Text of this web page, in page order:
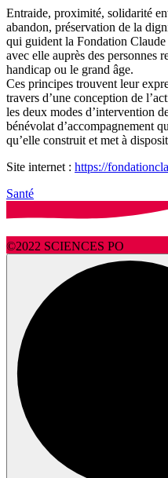
Entraide, proximité, solidarité
abandon, préservation de la
qui guident la Fondation
avec elle auprès des personnes
handicap ou le grand âge.
Ces principes trouvent leur
travers d’une conception de
les deux modes d’intervention
bénévolat d’accompagnement
qu’elle construit et met à
Site internet : https://
Santé
©2022 SCIENCES PO